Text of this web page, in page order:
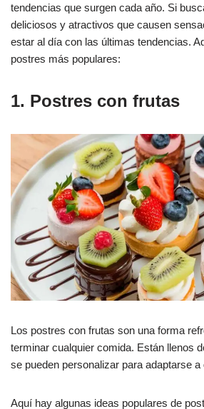
tendencias que surgen cada año. Si
deliciosos y atractivos que causen
estar al día con las últimas tendencias.
postres más populares:
1. Postres con frutas
Los postres con frutas son una forma
terminar cualquier comida. Están llenos
se pueden personalizar para adaptarse a
Aquí hay algunas ideas populares de